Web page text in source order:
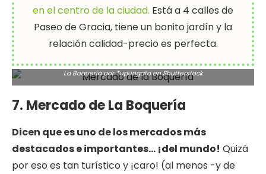
en el centro de la ciudad. Está a 4 calles de
Paseo de Gracia, tiene un bonito jardín y la
relación calidad-precio es perfecta.
La Boquería por Tupungato enShutterstock
7. Mercado de La Boquería
Dicen que es uno de los mercados más
destacados e importantes… ¡del mundo! Quizá
por eso es tan turístico y ¡caro! (al menos -y de